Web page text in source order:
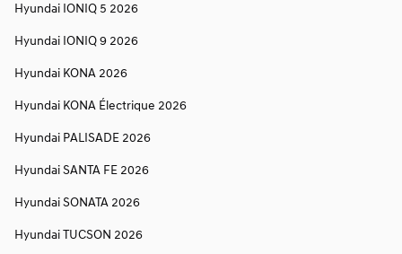
Hyundai IONIQ 5 2026
Hyundai IONIQ 9 2026
Hyundai KONA 2026
Hyundai KONA Électrique 2026
Hyundai PALISADE 2026
Hyundai SANTA FE 2026
Hyundai SONATA 2026
Hyundai TUCSON 2026